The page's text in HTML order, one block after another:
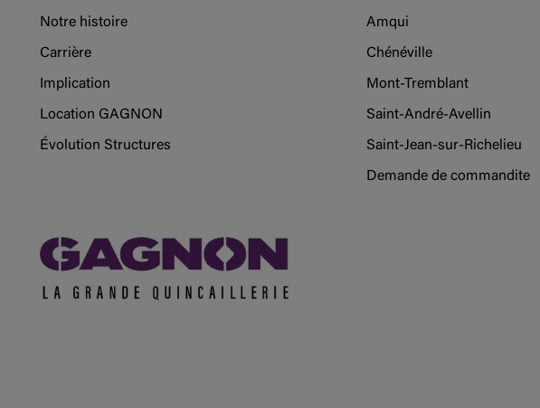
Notre histoire
Carrière
Implication
Location GAGNON
Évolution Structures
Amqui
Chénéville
Mont-Tremblant
Saint-André-Avellin
Saint-Jean-sur-Richelieu
Demande de commandite